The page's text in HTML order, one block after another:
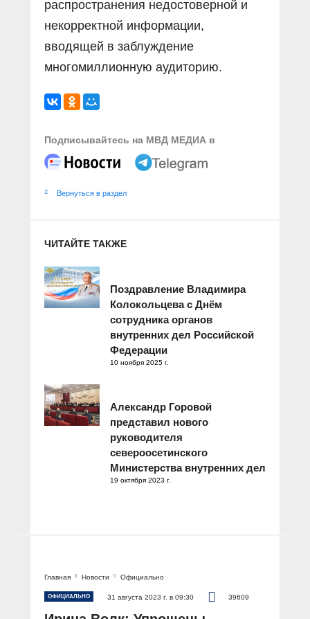
распространения недостоверной и
некорректной информации,
вводящей в заблуждение
многомиллионную аудиторию.
Подписывайтесь на МВД МЕДИА в
Вернуться в раздел
ЧИТАЙТЕ ТАКЖЕ
Поздравление Владимира
Колокольцева с Днём
сотрудника органов
внутренних дел Российской
Федерации
10 ноября 2025 г.
Александр Горовой
представил нового
руководителя
североосетинского
Министерства внутренних дел
19 октября 2023 г.
Главная Новости Официально
ОФИЦИАЛЬНО 31 августа 2023 г. в 09:30 39609